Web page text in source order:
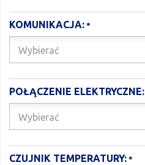
KOMUNIKACJA:
Wybierać
POŁĄCZENIE ELEKTRYCZNE:
Wybierać
CZUJNIK TEMPERATURY: